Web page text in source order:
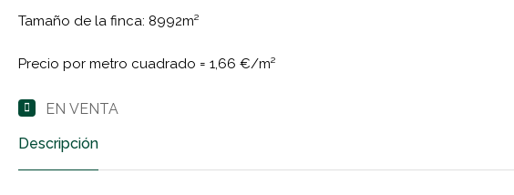
Tamaño de la finca: 8992m²
Precio por metro cuadrado = 1,66 €/m²
EN VENTA
Descripción